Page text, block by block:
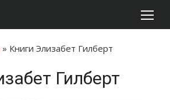
» Книги Элизабет Гилберт
Гилберт